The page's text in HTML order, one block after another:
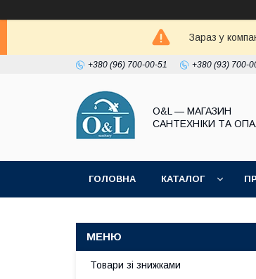
Зараз у
+380 (96) 700-00-51 +380 (93) 700-
O&L — МАГАЗИН
САНТЕХНІКИ ТА
ГОЛОВНА КАТАЛОГ
Товари зі знижками